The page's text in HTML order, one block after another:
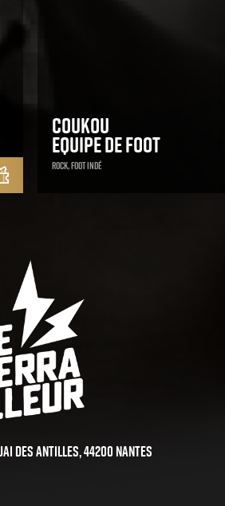
Coukou
Equipe de Foot
Rock, Foot Indé
des antilles, 44200 Nantes